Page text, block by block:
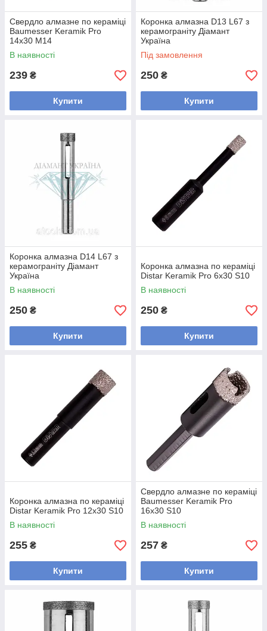
Свердло алмазне по кераміці
Baumesser Keramik Pro
14x30 M14
В наявності
239 ₴
Купити
Коронка алмазна D13 L67 з
керамограніту Діамант
Україна
Під замовлення
250 ₴
Купити
Коронка алмазна D14 L67 з
керамограніту Діамант
Україна
В наявності
250 ₴
Купити
Коронка алмазна по кераміці
Distar Keramik Pro 6x30 S10
В наявності
250 ₴
Купити
Коронка алмазна по кераміці
Distar Keramik Pro 12x30 S10
В наявності
255 ₴
Купити
Свердло алмазне по кераміці
Baumesser Keramik Pro
16x30 S10
В наявності
257 ₴
Купити